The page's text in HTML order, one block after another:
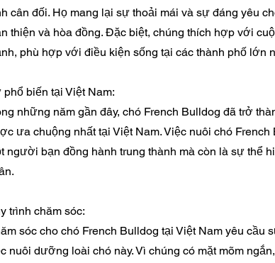
cân đối. Họ mang lại sự thoải mái và sự đáng yêu
thiện và hòa đồng. Đặc biệt, chúng thích hợp với
phù hợp với điều kiện sống tại các thành phố lớn
phổ biến tại Việt Nam:
những năm gần đây, chó French Bulldog đã trở
ưa chuộng nhất tại Việt Nam. Việc nuôi chó
người bạn đồng hành trung thành mà còn là sự thể
trình chăm sóc:
sóc cho chó French Bulldog tại Việt Nam yêu
nuôi dưỡng loài chó này. Vì chúng có mặt mõm